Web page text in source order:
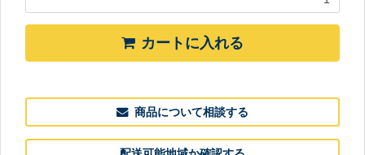
カートに入れる
商品について相談する